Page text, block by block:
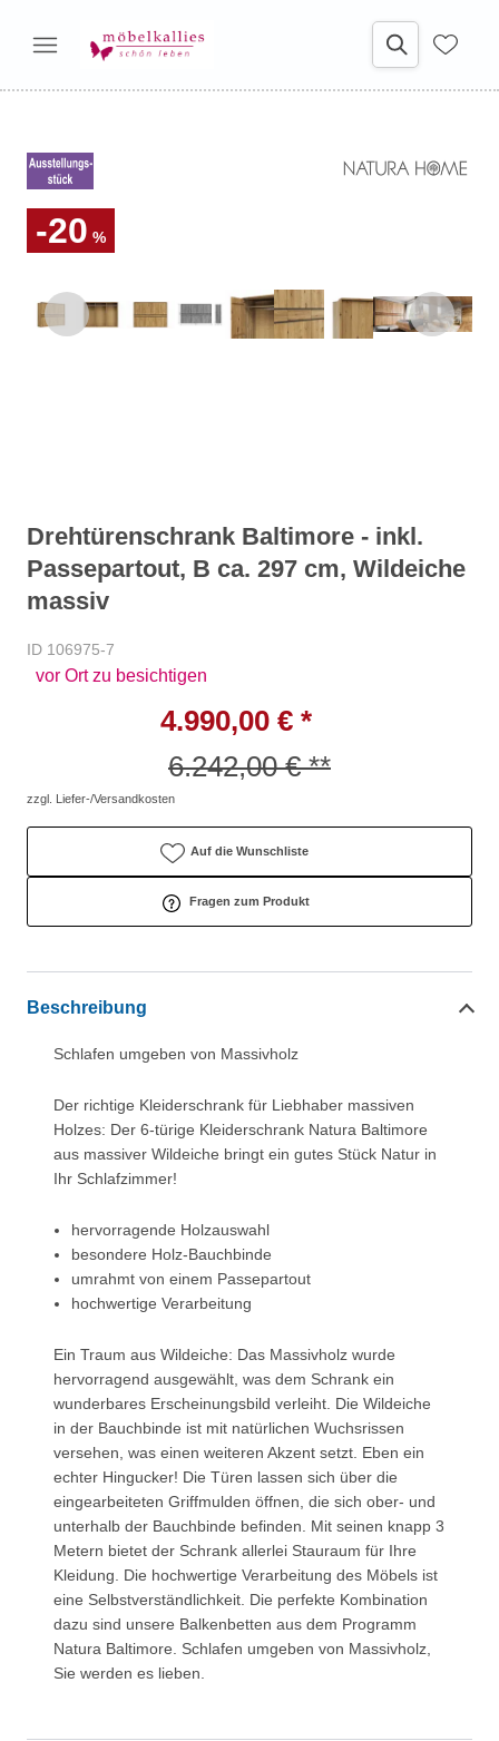
-20 %
Drehtürenschrank Baltimore - inkl.
Passepartout, B ca. 297 cm, Wildeiche
massiv
ID 106975-7
vor Ort zu besichtigen
4.990,00 € *
6.242,00 € **
zzgl. Liefer-/Versandkosten
Auf die Wunschliste
Fragen zum Produkt
Beschreibung
Schlafen umgeben von Massivholz
Der richtige Kleiderschrank für Liebhaber massiven
Holzes: Der 6-türige Kleiderschrank Natura Baltimore
aus massiver Wildeiche bringt ein gutes Stück Natur in
Ihr Schlafzimmer!
hervorragende Holzauswahl
besondere Holz-Bauchbinde
umrahmt von einem Passepartout
hochwertige Verarbeitung
Ein Traum aus Wildeiche: Das Massivholz wurde
hervorragend ausgewählt, was dem Schrank ein
wunderbares Erscheinungsbild verleiht. Die Wildeiche
in der Bauchbinde ist mit natürlichen Wuchsrissen
versehen, was einen weiteren Akzent setzt. Eben ein
echter Hingucker! Die Türen lassen sich über die
eingearbeiteten Griffmulden öffnen, die sich ober- und
unterhalb der Bauchbinde befinden. Mit seinen knapp 3
Metern bietet der Schrank allerlei Stauraum für Ihre
Kleidung. Die hochwertige Verarbeitung des Möbels ist
eine Selbstverständlichkeit. Die perfekte Kombination
dazu sind unsere Balkenbetten aus dem Programm
Natura Baltimore. Schlafen umgeben von Massivholz,
Sie werden es lieben.